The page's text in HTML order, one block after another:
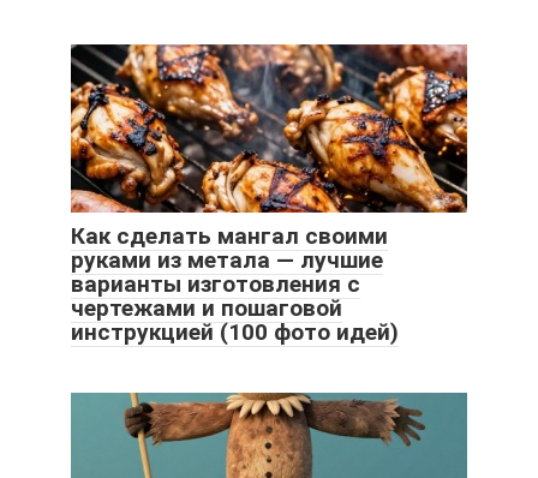
Как сделать мангал своими
руками из метала — лучшие
варианты изготовления с
чертежами и пошаговой
инструкцией (100 фото идей)